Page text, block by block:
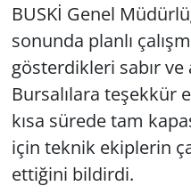
BUSKİ Genel
sonunda planlı
gösterdikleri sabır ve
Bursalılara teşekkür
kısa sürede tam
için teknik ekiplerin
ettiğini bildirdi.